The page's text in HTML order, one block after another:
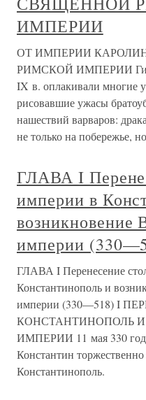
ИМПЕРИИ
ОТ ИМПЕРИИ
РИМСКОЙ ИМПЕРИИ
IX в. оплакивали многие
рисовавшие ужасы
нашествий варваров:
не только на побережье, но
ГЛАВА I
империи в
возникновение
империи
ГЛАВА I Перенесение
Константинополь и
империи (330—518) I
КОНСТАНТИНОПОЛЬ
ИМПЕРИИ 11 мая 330
Константин
Константинополь.